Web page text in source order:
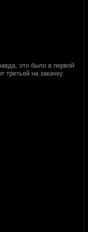
это было в первой
на закачку.